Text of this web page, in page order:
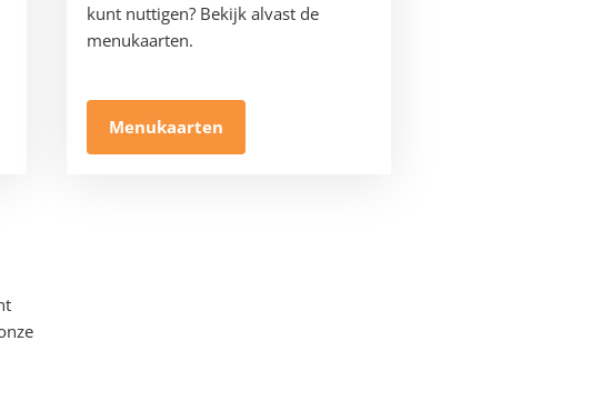
kunt nuttigen? Bekijk alvast de
menukaarten.
Menukaarten